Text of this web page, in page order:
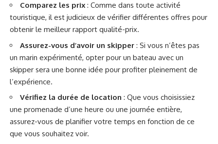
Comparez les prix : Comme dans toute activité
touristique, il est judicieux de vérifier différentes offres pour
obtenir le meilleur rapport qualité-prix.
Assurez-vous d’avoir un skipper : Si vous n’êtes pas
un marin expérimenté, opter pour un bateau avec un
skipper sera une bonne idée pour profiter pleinement de
l’expérience.
Vérifiez la durée de location : Que vous choisissiez
une promenade d’une heure ou une journée entière,
assurez-vous de planifier votre temps en fonction de ce
que vous souhaitez voir.